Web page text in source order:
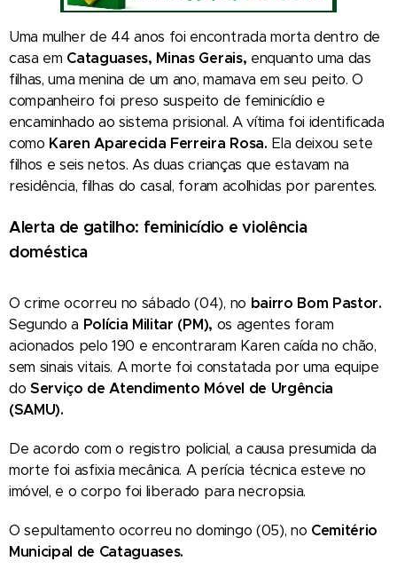
Uma mulher de 44 anos foi encontrada morta dentro de
casa em Cataguases, Minas Gerais, enquanto uma das
filhas, uma menina de um ano, mamava em seu peito. O
companheiro foi preso suspeito de feminicídio e
encaminhado ao sistema prisional. A vítima foi identificada
como Karen Aparecida Ferreira Rosa. Ela deixou sete
filhos e seis netos. As duas crianças que estavam na
residência, filhas do casal, foram acolhidas por parentes.
Alerta de gatilho: feminicídio e violência
doméstica
O crime ocorreu no sábado (04), no bairro Bom Pastor.
Segundo a Polícia Militar (PM), os agentes foram
acionados pelo 190 e encontraram Karen caída no chão,
sem sinais vitais. A morte foi constatada por uma equipe
doServiço de Atendimento Móvel de Urgência
(SAMU).
De acordo com o registro policial, a causa presumida da
morte foi asfixia mecânica. A perícia técnica esteve no
imóvel, e o corpo foi liberado para necropsia.
O sepultamento ocorreu no domingo (05), no Cemitério
Municipal de Cataguases.